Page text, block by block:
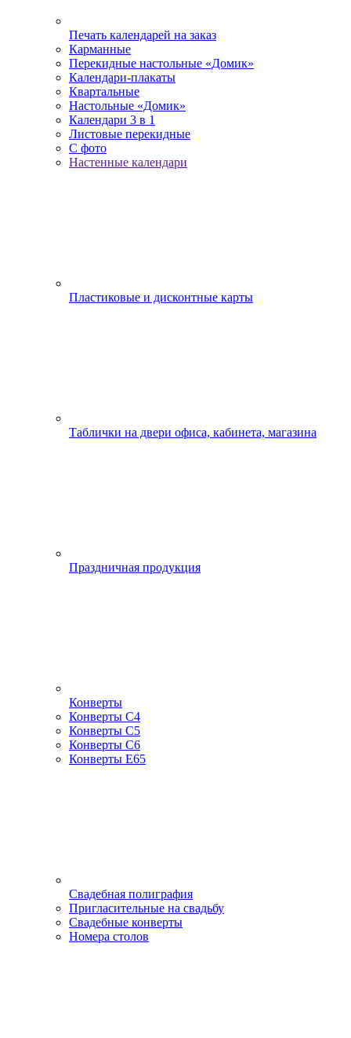
Печать календарей на заказ
Карманные
Перекидные настольные «Домик»
Календари-плакаты
Квартальные
Настольные «Домик»
Календари 3 в 1
Листовые перекидные
С фото
Настенные календари
Пластиковые и дисконтные карты
Таблички на двери офиса, кабинета, магазина
Праздничная продукция
Конверты
Конверты С4
Конверты С5
Конверты С6
Конверты Е65
Свадебная полиграфия
Пригласительные на свадьбу
Свадебные конверты
Номера столов